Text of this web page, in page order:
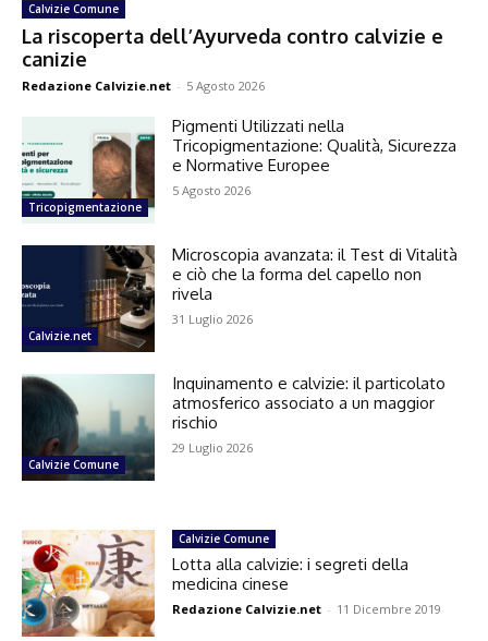
Calvizie Comune
La riscoperta dell’Ayurveda contro calvizie e
canizie
Redazione Calvizie.net - 5 Agosto 2026
Tricopigmentazione
Pigmenti Utilizzati nella
Tricopigmentazione: Qualità, Sicurezza
e Normative Europee
5 Agosto 2026
Calvizie.net
Microscopia avanzata: il Test di Vitalità
e ciò che la forma del capello non
rivela
31 Luglio 2026
Calvizie Comune
Inquinamento e calvizie: il particolato
atmosferico associato a un maggior
rischio
29 Luglio 2026
Calvizie Comune
Lotta alla calvizie: i segreti della
medicina cinese
Redazione Calvizie.net - 11 Dicembre 2019